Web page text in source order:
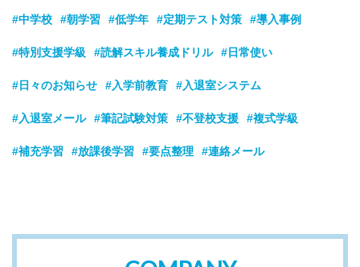
#中学校 #朝学習 #低学年 #定期テスト対策 #導入事例
#特別支援学級 #読解スキル養成ドリル #日常使い
#日々のお知らせ #入学前教育 #入退室システム
#入退室メール #筆記試験対策 #不登校支援 #複式学級
#補充学習 #放課後学習 #要点整理 #連絡メール